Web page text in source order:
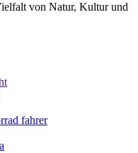
von Natur, Kultur und
fahrer